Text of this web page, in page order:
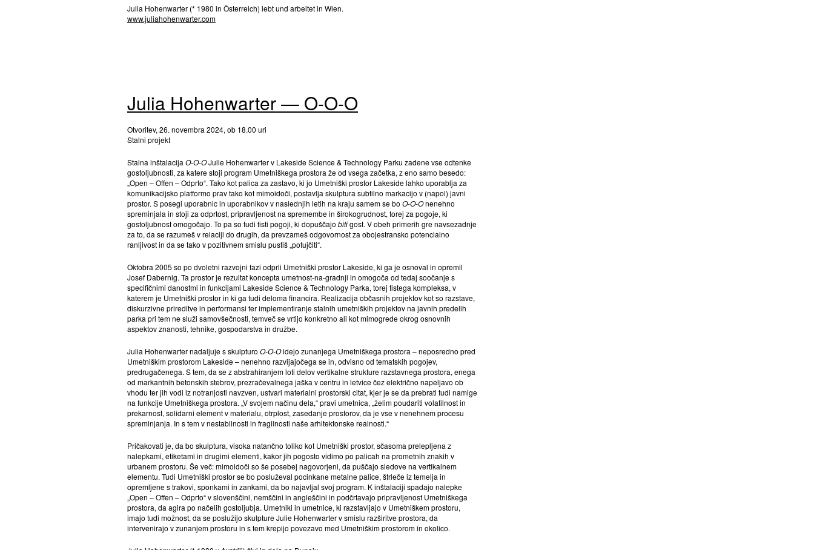
Julia Hohenwarter (* 1980 in Österreich) lebt und arbeitet in Wien.
www.juliahohenwarter.com
Julia Hohenwarter — O-O-O
Otvoritev, 26. novembra 2024, ob 18.00 uri
Stalni projekt
Stalna inštalacija O-O-OJulie Hohenwarter v Lakeside Science & Technology Parku zadene vse odtenke
gostoljubnosti, za katere stoji program Umetniškega prostora že od vsega začetka, z eno samo besedo:
„Open – Offen – Odprto“. Tako kot palica za zastavo, ki jo Umetniški prostor Lakeside lahko uporablja za
komunikacijsko platformo prav tako kot mimoidoči, postavlja skulptura subtilno markacijo v (napol) javni
prostor. S posegi uporabnic in uporabnikov v naslednjih letih na kraju samem se bo O-O-Onenehno
spreminjala in stoji za odprtost, pripravljenost na spremembe in širokogrudnost, torej za pogoje, ki
gostoljubnost omogočajo. To pa so tudi tisti pogoji, ki dopuščajo bitigost. V obeh primerih gre navsezadnje
za to, da se razumeš v relaciji do drugih, da prevzameš odgovornost za obojestransko potencialno
ranljivost in da se tako v pozitivnem smislu pustiš „potujčiti“.
Oktobra 2005 so po dvoletni razvojni fazi odprli Umetniški prostor Lakeside, ki ga je osnoval in opremil
Josef Dabernig. Ta prostor je rezultat koncepta umetnost-na-gradnji in omogoča od tedaj soočanje s
specifičnimi danostmi in funkcijami Lakeside Science & Technology Parka, torej tistega kompleksa, v
katerem je Umetniški prostor in ki ga tudi deloma financira. Realizacija občasnih projektov kot so razstave,
diskurzivne prireditve in performansi ter implementiranje stalnih umetniških projektov na javnih predelih
parka pri tem ne služi samovšečnosti, temveč se vrtijo konkretno ali kot mimogrede okrog osnovnih
aspektov znanosti, tehnike, gospodarstva in družbe.
Julia Hohenwarter nadaljuje s skulpturo O-O-Oidejo zunanjega Umetniškega prostora – neposredno pred
Umetniškim prostorom Lakeside – nenehno razvijajočega se in, odvisno od tematskih pogojev,
predrugačenega. S tem, da se z abstrahiranjem loti delov vertikalne strukture razstavnega prostora, enega
od markantnih betonskih stebrov, prezračevalnega jaška v centru in letvice čez električno napeljavo ob
vhodu ter jih vodi iz notranjosti navzven, ustvari materialni prostorski citat, kjer je se da prebrati tudi namige
na funkcije Umetniškega prostora. „V svojem načinu dela,“ pravi umetnica, „želim poudariti volatilnost in
prekarnost, solidarni element v materialu, otrplost, zasedanje prostorov, da je vse v nenehnem procesu
spreminjanja. In s tem v nestabilnosti in fragilnosti naše arhitektonske realnosti.“
Pričakovati je, da bo skulptura, visoka natančno toliko kot Umetniški prostor, sčasoma prelepljena z
nalepkami, etiketami in drugimi elementi, kakor jih pogosto vidimo po palicah na prometnih znakih v
urbanem prostoru. Še več: mimoidoči so še posebej nagovorjeni, da puščajo sledove na vertikalnem
elementu. Tudi Umetniški prostor se bo posluževal pocinkane metalne palice, štrleče iz temelja in
opremljene s trakovi, sponkami in zankami, da bo najavljal svoj program. K inštalaciji spadajo nalepke
„Open – Offen – Odprto“ v slovenščini, nemščini in angleščini in podčrtavajo pripravljenost Umetniškega
prostora, da agira po načelih gostoljubja. Umetniki in umetnice, ki razstavljajo v Umetniškem prostoru,
imajo tudi možnost, da se poslužijo skulpture Julie Hohenwarter v smislu razširitve prostora, da
intervenirajo v zunanjem prostoru in s tem krepijo povezavo med Umetniškim prostorom in okolico.